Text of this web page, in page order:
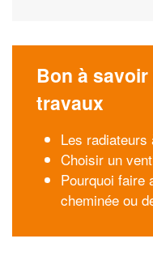
Bon à
travaux
Les radiateurs
Choisir un
Pourquoi faire
cheminée ou